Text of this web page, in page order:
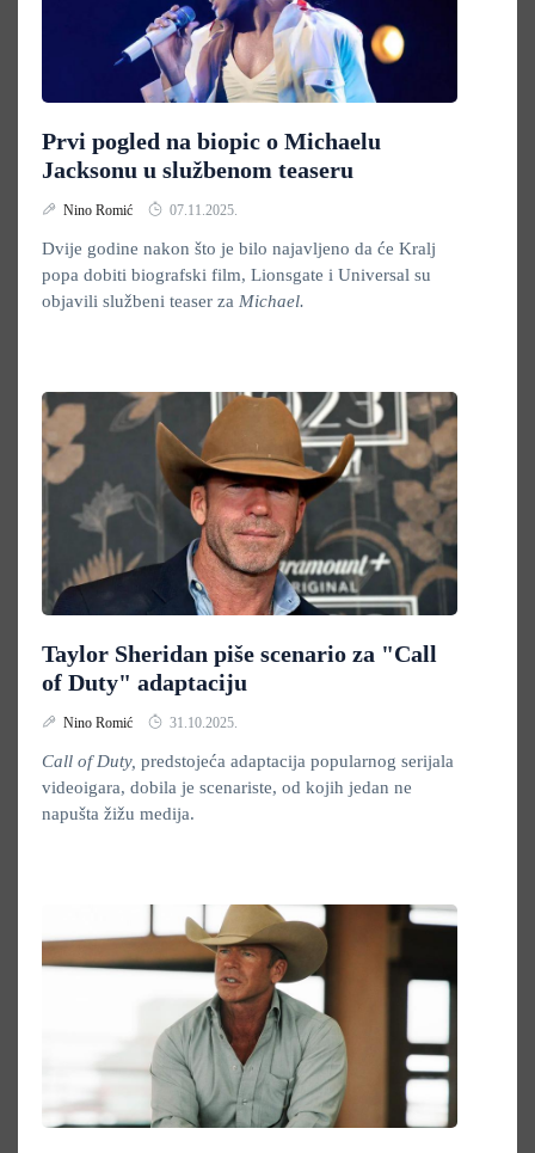
Prvi pogled na biopic o Michaelu
Jacksonu u službenom teaseru
Nino Romić 07.11.2025.
Dvije godine nakon što je bilo najavljeno da će Kralj
popa dobiti biografski film, Lionsgate i Universal su
objavili službeni teaser za Michael.
Taylor Sheridan piše scenario za "Call
of Duty" adaptaciju
Nino Romić 31.10.2025.
Call of Duty, predstojeća adaptacija popularnog serijala
videoigara, dobila je scenariste, od kojih jedan ne
napušta žižu medija.